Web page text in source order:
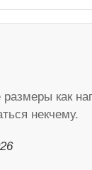
как
некчему.